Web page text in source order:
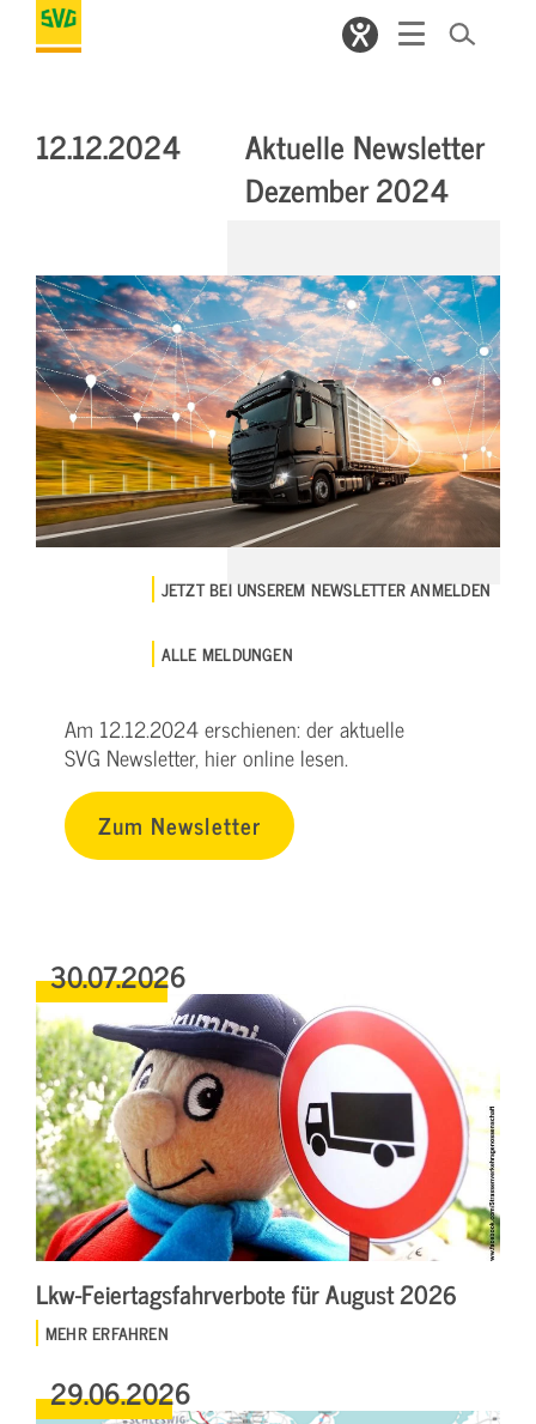
12.12.2024
Aktuelle Newsletter
Dezember 2024
JETZT BEI UNSEREM NEWSLETTER ANMELDEN
ALLE MELDUNGEN
Am 12.12.2024 erschienen: der aktuelle
SVG Newsletter, hier online lesen.
Zum Newsletter
30.07.2026
Lkw-Feiertagsfahrverbote für August 2026
MEHR ERFAHREN
29.06.2026